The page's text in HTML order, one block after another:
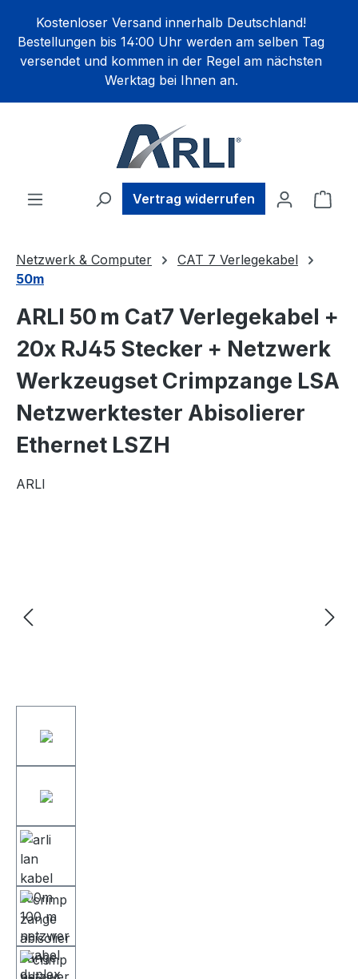
springen
Kostenloser Versand innerhalb Deutschland!
Bestellungen bis 14:00 Uhr werden am selben Tag
versendet und kommen in der Regel am nächsten
Werktag bei Ihnen an.
Vertrag widerrufen
Netzwerk & Computer
CAT 7 Verlegekabel
50m
ARLI 50 m Cat7 Verlegekabel +
20x RJ45 Stecker + Netzwerk
Werkzeugset Crimpzange LSA
Netzwerktester Abisolierer
Ethernet LSZH
ARLI